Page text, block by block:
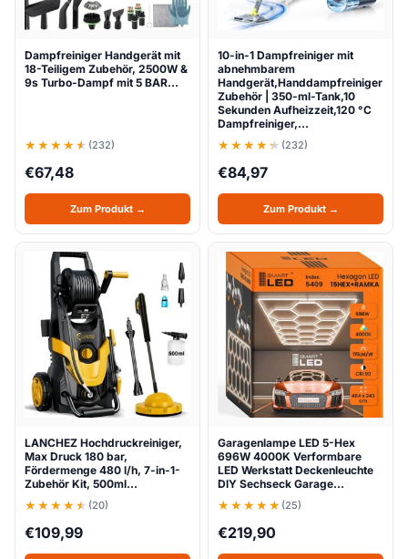
Dampfreiniger Handgerät mit
18-Teiligem Zubehör, 2500W &
9s Turbo-Dampf mit 5 BAR…
(232)
€67,48
Zum Produkt →
10-in-1 Dampfreiniger mit
abnehmbarem
Handgerät,Handdampfreiniger
Zubehör | 350-ml-Tank,10
Sekunden Aufheizzeit,120 °C
Dampfreiniger,…
(232)
€84,97
Zum Produkt →
LANCHEZ Hochdruckreiniger,
Max Druck 180 bar,
Fördermenge 480 l/h, 7-in-1-
Zubehör Kit, 500ml…
(20)
€109,99
Garagenlampe LED 5-Hex
696W 4000K Verformbare
LED Werkstatt Deckenleuchte
DlY Sechseck Garage…
(25)
€219,90